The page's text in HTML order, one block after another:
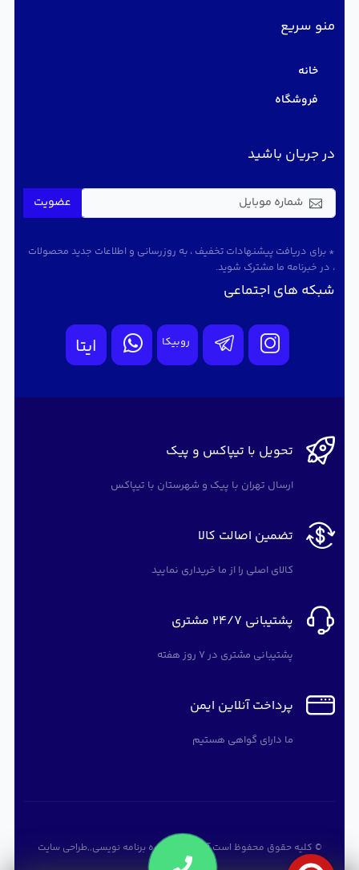
منو سریع
خانه
فروشگاه
در جریان باشید
عضویت
* برای دریافت پیشنهادات تخفیف ، به روزرسانی و اطلاعات جدید محصولات
، در خبرنامه ما مشترک شوید.
شبکه های اجتماعی
روبیکا ایتا
تحویل با تیپاکس و پیک
ارسال تهران با پیک و شهرستان با تیپاکس
تضمین اصالت کالا
کالای اصلی را از ما خریداری نمایید
پشتیبانی 24/7 مشتری
پشتیبانی مشتری در 7 روز هفته
پرداخت آنلاین ایمن
ما دارای گواهی هستیم
© کلیه حقوق محفوظ استآرته سافت دوره برنامه نویسی,,طراحی سایت